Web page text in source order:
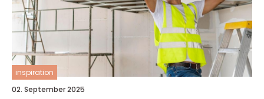
inspiration
02. September 2025